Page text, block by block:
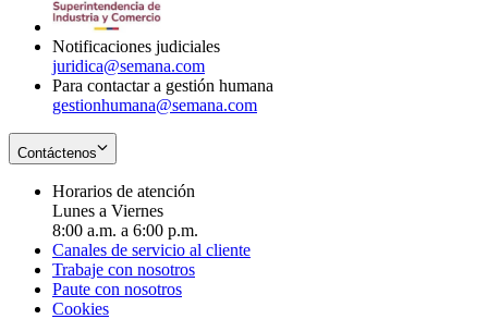
Notificaciones judiciales
juridica@semana.com
Para contactar a gestión humana
gestionhumana@semana.com
Contáctenos
Horarios de atención
Lunes a Viernes
8:00 a.m. a 6:00 p.m.
Canales de servicio al cliente
Trabaje con nosotros
Paute con nosotros
Cookies